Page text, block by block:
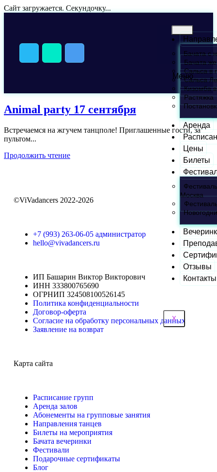
Сайт загружается. Секундочку...
Бачата с
Бачата
Сальса в
Сальса
Кизомба
Растяжка
Аренда
Цены
Билеты
Москва
Отзывы
Контакты
X
Меню
Animal party 17 сентября
Встречаемся на жгучем танцполе! Приглашенные гости, за
пультом...
Продолжить чтение
©ViVadancers 2022-2026
+7 (993) 263-06-05 администратор
hello@vivadancers.ru
ИП Башарин Виктор Викторович
ИНН 333800765690
ОГРНИП 324508100526145
Политика конфиденциальности
Договор-оферта
Согласие на обработку персональных данных
Заявление на возврат
Карта сайта
Расписание групп
Аренда залов
Абонементы на групповые занятия
Направления танцев
Билеты на мероприятия
Бачата вечеринки
Фестивали
Подарочные сертификаты
Блог